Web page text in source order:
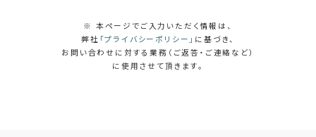
※ 本ページでご入力いただく情報は、
弊社 「プライバシーポリシー」 に基づき、
お問い合わせに対する業務（ご返答・ご連絡など）
に使用させて頂きます。